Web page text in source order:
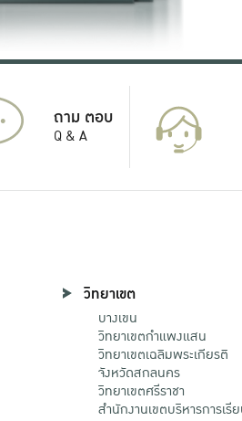
ถาม ตอบ
Q & A
วิทยาเขต
บางเขน
วิทยาเขตกําแพงแสน
วิทยาเขตเฉลิมพระเกียรติ
จังหวัดสกลนคร
วิทยาเขตศรีราชา
สำนักงานเขตบริหารการ